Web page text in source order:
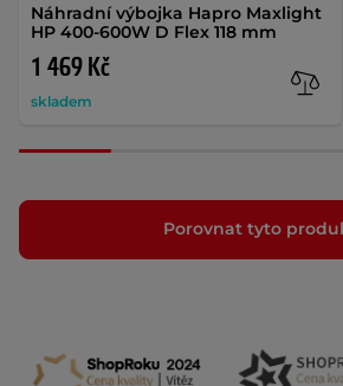
Náhradní výbojka Hapro Maxlight
HP 400-600W D Flex 118 mm
1 469 Kč
skladem
Porovnat tyto